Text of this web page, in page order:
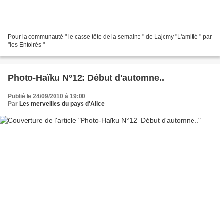
Pour la communauté " le casse tête de la semaine " de Lajemy "L'amitié " par
"les Enfoirés "
Photo-Haïku N°12: Début d'automne..
Publié le 24/09/2010 à 19:00
Par Les merveilles du pays d'Alice